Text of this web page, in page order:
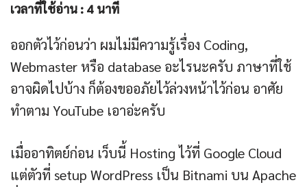
เวลาที่ใช้อ่าน : 4 นาที
ออกตัวไว้ก่อนว่า ผมไม่มีความรู้เรื่อง Coding,
Webmaster หรือ database อะไรนะครับ ภาษาที่ใช้
อาจผิดไปบ้าง ก็ต้องขออภัยไว้ล่วงหน้าไว้ก่อน อาศัย
ทำตาม YouTube เอาอ่ะครับ
เมื่ออาทิตย์ก่อน เว็บนี้ Hosting ไว้ที่ Google Cloud
แต่ตัวที่ setup WordPress เป็น Bitnami บน Apache